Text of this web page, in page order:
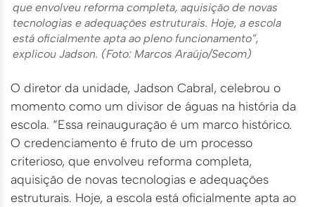
que envolveu reforma completa, aquisição de novas
tecnologias e adequações estruturais. Hoje, a escola
está oficialmente apta ao pleno funcionamento”,
explicou Jadson. (Foto: Marcos Araújo/Secom)
O diretor da unidade, Jadson Cabral, celebrou o
momento como um divisor de águas na história da
escola. “Essa reinauguração é um marco histórico.
O credenciamento é fruto de um processo
criterioso, que envolveu reforma completa,
aquisição de novas tecnologias e adequações
estruturais. Hoje, a escola está oficialmente apta ao